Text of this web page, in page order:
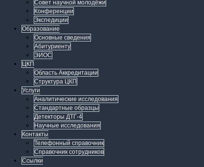
Совет научной молодёжи
Конференции
Экспедиции
Образование
Основные сведения
Абитуриенту
ЭИОС
ЦКП
Область Аккредитации
Структура ЦКП
Услуги
Аналитические исследования
Стандартные образцы
Детекторы ДТГ-4
Научные исследования
Контакты
Телефонный справочник
Справочник сотрудников
Ссылки